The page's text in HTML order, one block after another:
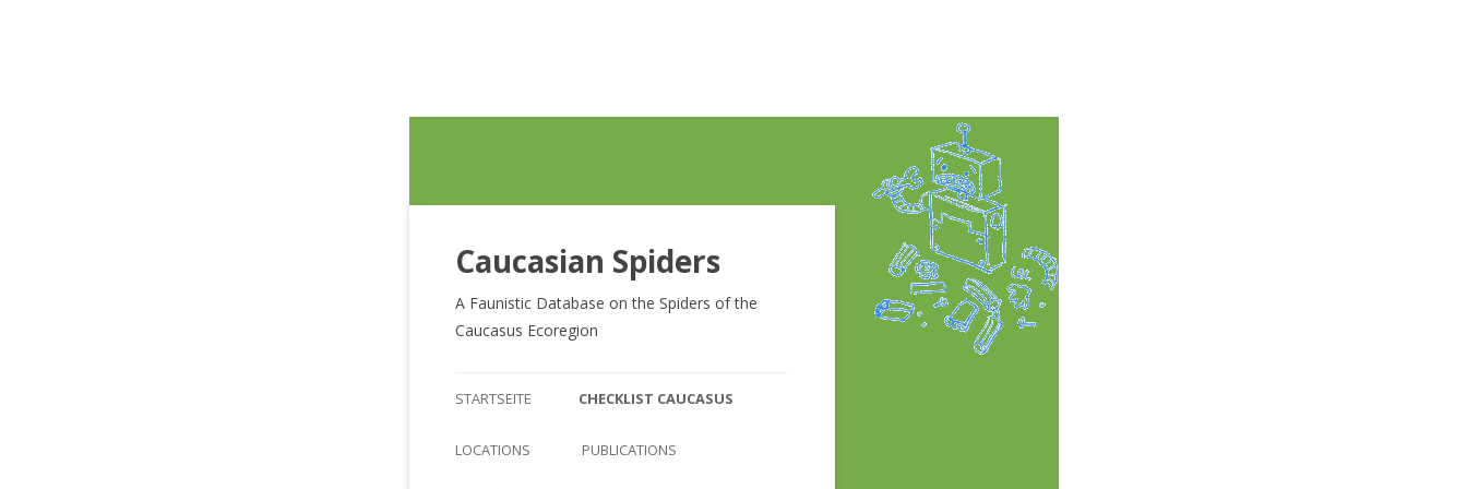
Caucasian Spiders
A Faunistic Database on the Spiders of the
Caucasus Ecoregion
Inhalt
STARTSEITE CHECKLIST CAUCASUS
CHECKLIST CAUCASUS
LOCATIONS PUBLICATIONS